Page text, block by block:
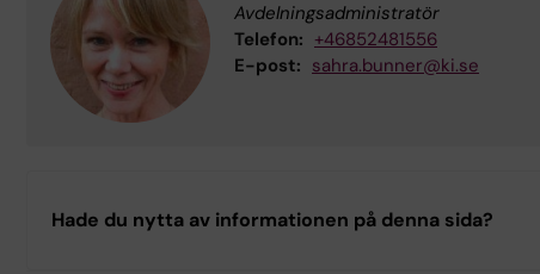
Avdelningsadministratör
Telefon: +46852481556
E-post: sahra.bunner@ki.se
Hade du nytta av informationen på denna sida?